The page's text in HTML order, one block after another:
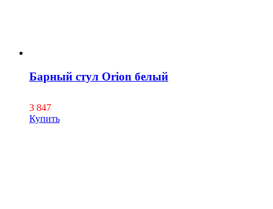
Барный стул Orion белый
3 847
Купить